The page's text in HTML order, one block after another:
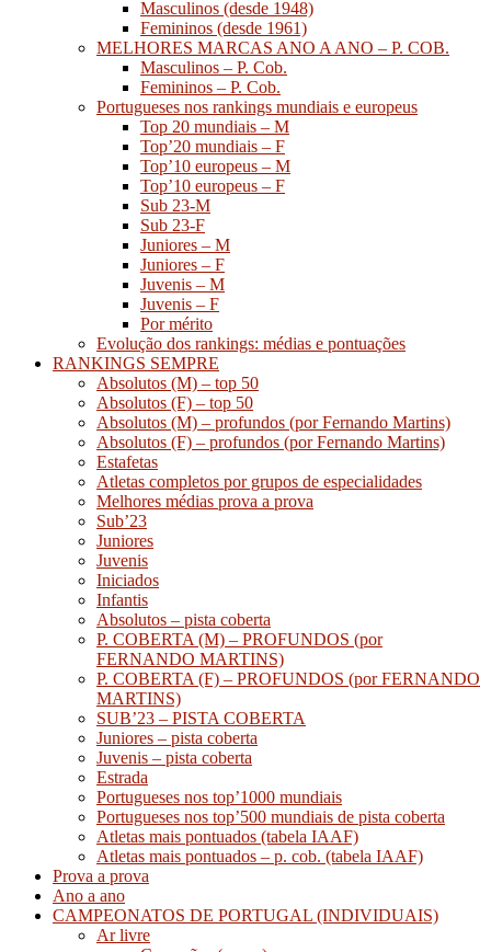
Masculinos (desde 1948)
Femininos (desde 1961)
MELHORES MARCAS ANO A ANO – P. COB.
Masculinos – P. Cob.
Femininos – P. Cob.
Portugueses nos rankings mundiais e europeus
Top 20 mundiais – M
Top’20 mundiais – F
Top’10 europeus – M
Top’10 europeus – F
Sub 23-M
Sub 23-F
Juniores – M
Juniores – F
Juvenis – M
Juvenis – F
Por mérito
Evolução dos rankings: médias e pontuações
RANKINGS SEMPRE
Absolutos (M) – top 50
Absolutos (F) – top 50
Absolutos (M) – profundos (por Fernando Martins)
Absolutos (F) – profundos (por Fernando Martins)
Estafetas
Atletas completos por grupos de especialidades
Melhores médias prova a prova
Sub’23
Juniores
Juvenis
Iniciados
Infantis
Absolutos – pista coberta
P. COBERTA (M) – PROFUNDOS (por
FERNANDO MARTINS)
P. COBERTA (F) – PROFUNDOS (por FERNANDO
MARTINS)
SUB’23 – PISTA COBERTA
Juniores – pista coberta
Juvenis – pista coberta
Estrada
Portugueses nos top’1000 mundiais
Portugueses nos top’500 mundiais de pista coberta
Atletas mais pontuados (tabela IAAF)
Atletas mais pontuados – p. cob. (tabela IAAF)
Prova a prova
Ano a ano
CAMPEONATOS DE PORTUGAL (INDIVIDUAIS)
Ar livre